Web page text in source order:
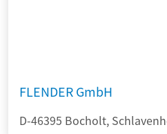
FLENDER GmbH
D-46395 Bocholt,